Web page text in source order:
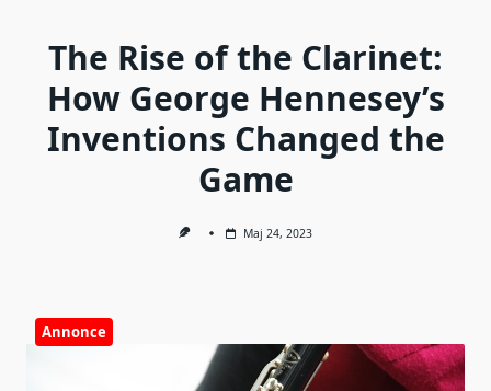
The Rise of the Clarinet:
How George Hennesey’s
Inventions Changed the
Game
Maj 24, 2023
Annonce